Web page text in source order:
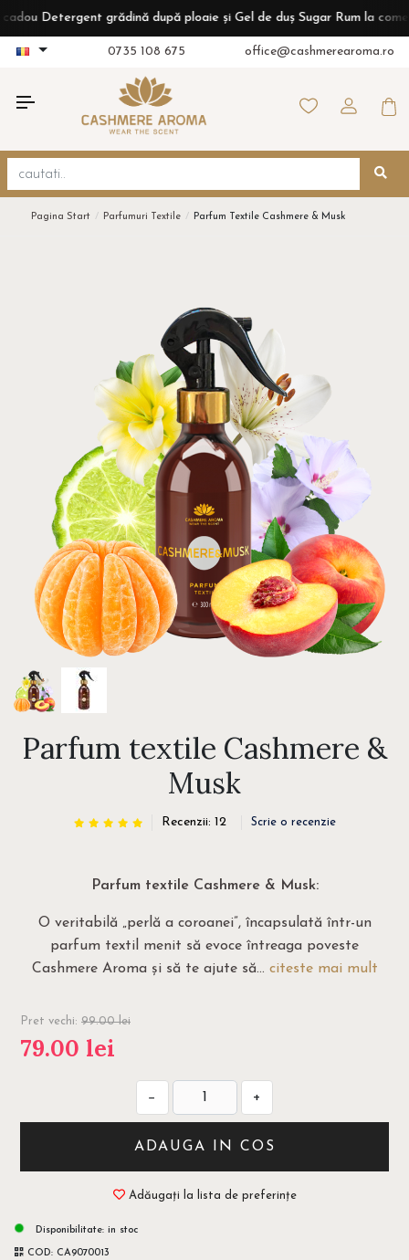
Detergent grădină după ploaie și Gel de duș Sugar Rum la comenzi
0735 108 675 office@cashmerearoma.ro
Pagina Start Parfumuri Textile Parfum Textile Cashmere & Musk
Parfum textile Cashmere &
Musk
Recenzii: 12 Scrie o recenzie
Parfum textile Cashmere & Musk:
O veritabilă „perlă a coroanei”, încapsulată într-un
parfum textil menit să evoce întreaga poveste
Cashmere Aroma și să te ajute să... citeste mai mult
Pret vechi: 99.00 lei
79.00 lei
− +
ADAUGA IN COS
Adăugați la lista de preferințe
Disponibilitate: in stoc
COD: CA9070013